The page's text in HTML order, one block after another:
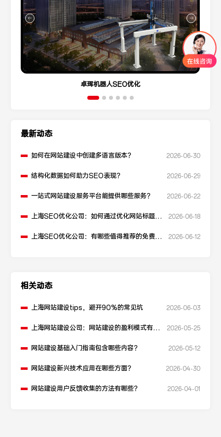
卓珲机器人SEO优化
最新动态
如何在网站建设中创建多语言版本？ 2026-06-30
结构化数据如何助力SEO表现？ 2026-06-29
一站式网站建设服务平台能提供哪些服务？ 2026-06-22
上海SEO优化公司：如何通过优化网站标题提
2026-06-18
上海SEO优化公司：有哪些值得推荐的免费
2026-06-12
相关动态
上海网站建设tips，避开90%的常见坑 2026-06-03
上海网站建设公司：网站建设的盈利模式有哪
2026-05-25
网站建设基础入门指南包含哪些内容？ 2026-05-12
网站建设新兴技术应用在哪些方面？ 2026-04-30
网站建设用户反馈收集的方法有哪些？ 2026-04-01